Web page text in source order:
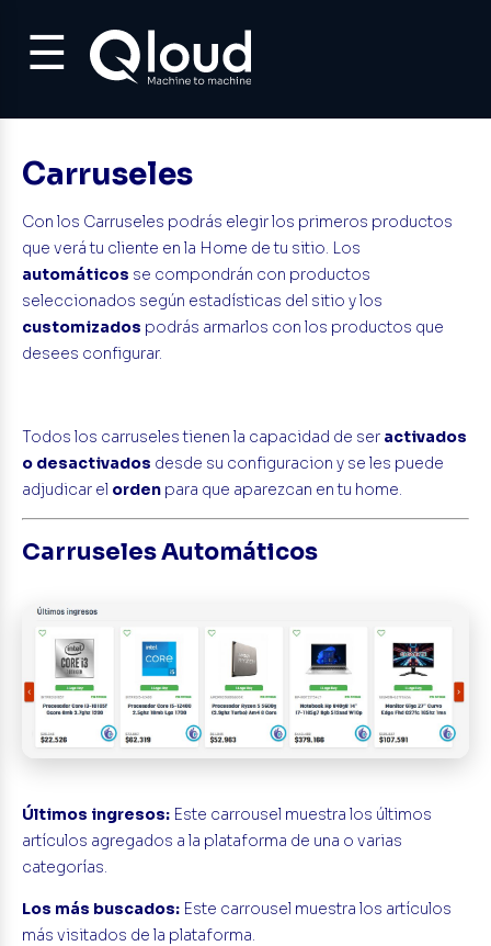
☰
Carruseles
Con los Carruseles podrás elegir los primeros productos
que verá tu cliente en la Home de tu sitio. Los
automáticos se compondrán con productos
seleccionados según estadísticas del sitio y los
customizados podrás armarlos con los productos que
desees configurar.
Todos los carruseles tienen la capacidad de ser activados
o desactivados desde su configuracion y se les puede
adjudicar el orden para que aparezcan en tu home.
Carruseles Automáticos
Últimos ingresos: Este carrousel muestra los últimos
artículos agregados a la plataforma de una o varias
categorías.
Los más buscados: Este carrousel muestra los artículos
más visitados de la plataforma.